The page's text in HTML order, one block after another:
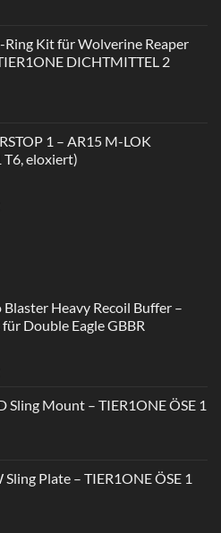
Kit für Wolverine Reaper
DICHTMITTEL 2
1 – AR15 M-LOK
eloxiert)
Heavy Recoil Buffer –
Double Eagle GBBR
Sling Mount – TIER1ONE ÖSE 1
Plate – TIER1ONE ÖSE 1